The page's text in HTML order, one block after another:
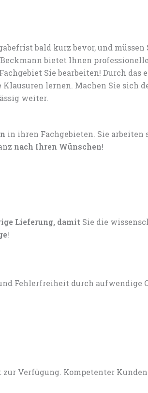
bald kurz bevor, und
bietet Ihnen
Sie bearbeiten! Durch
lernen. Machen Sie sich
weiter.
in ihren Fachgebieten. Sie
nach Ihren Wünschen!
Lieferung, damit Sie die
!
Fehlerfreiheit durch aufwendige